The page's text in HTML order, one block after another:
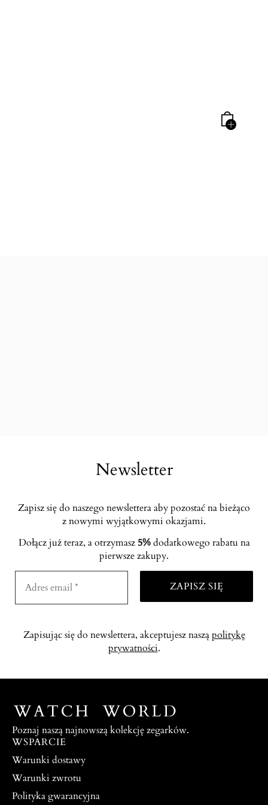
Newsletter
Zapisz się do naszego newslettera aby pozostać na bieżąco
z nowymi wyjątkowymi okazjami.
Dołącz już teraz, a otrzymasz 5%dodatkowego rabatu na
pierwsze zakupy.
Zapisując się do newslettera, akceptujesz nasząpolitykę
prywatności.
Poznaj naszą najnowszą kolekcję zegarków.
WSPARCIE
Warunki dostawy
Warunki zwrotu
Polityka gwarancyjna